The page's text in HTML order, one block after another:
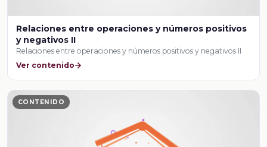
Relaciones entre operaciones y números positivos
y negativos II
Relaciones entre operaciones y números positivos y negativos II
Ver contenido
CONTENIDO